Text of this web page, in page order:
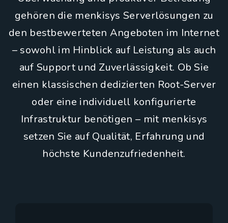
gehören die menkisys Serverlösungen zu
den bestbewerteten Angeboten im Internet
– sowohl im Hinblick auf Leistung als auch
auf Support und Zuverlässigkeit. Ob Sie
einen klassischen dedizierten Root-Server
oder eine individuell konfigurierte
Infrastruktur benötigen – mit menkisys
setzen Sie auf Qualität, Erfahrung und
höchste Kundenzufriedenheit.